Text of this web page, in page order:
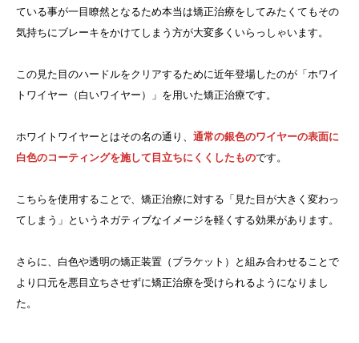
ている事が一目瞭然となるため本当は矯正治療をしてみたくてもその
気持ちにブレーキをかけてしまう方が大変多くいらっしゃいます。
この見た目のハードルをクリアするために近年登場したのが「ホワイ
トワイヤー（白いワイヤー）」を用いた矯正治療です。
ホワイトワイヤーとはその名の通り、 通常の銀色のワイヤーの表面に
白色のコーティングを施して目立ちにくくしたものです。
こちらを使用することで、矯正治療に対する「見た目が大きく変わっ
てしまう」というネガティブなイメージを軽くする効果があります。
さらに、白色や透明の矯正装置（ブラケット）と組み合わせることで
より口元を悪目立ちさせずに矯正治療を受けられるようになりまし
た。